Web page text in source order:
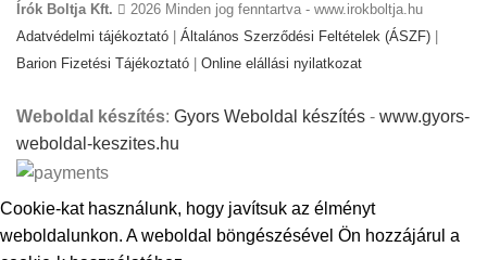
Írók Boltja Kft.
2026 Minden jog fenntartva - www.irokboltja.hu
Adatvédelmi tájékoztató
Általános Szerződési Feltételek (ÁSZF)
Barion Fizetési Tájékoztató
Online elállási nyilatkozat
Weboldal készítés: Gyors Weboldal készítés - www.gyors-
weboldal-keszites.hu
Cookie-kat használunk, hogy javítsuk az élményt
weboldalunkon. A weboldal böngészésével Ön hozzájárul a